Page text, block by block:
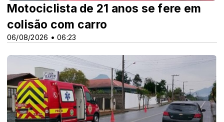
06/08/2026 • 06:23
Motociclista de 21 anos se fere em
colisão com carro